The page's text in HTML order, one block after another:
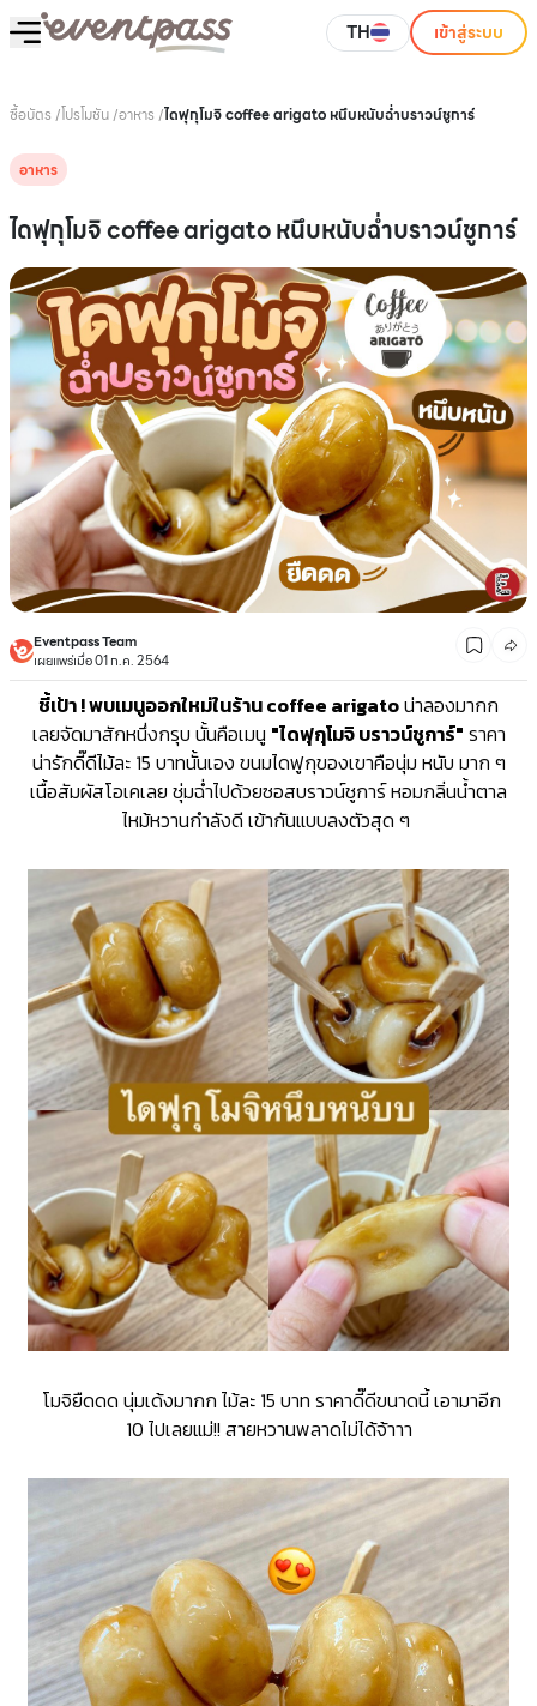
TH เข้าสู่ระบบ
ซื้อบัตร /โปรโมชัน/อาหาร /ไดฟุกุโมจิ coffee arigato หนึบหนับฉ่ำบราวน์ชูการ์
อาหาร
ไดฟุกุโมจิ coffee arigato หนึบหนับฉ่ำบราวน์ชูการ์
Eventpass Team
เผยแพร่เมื่อ 01 ก.ค. 2564
ชี้เป้า ! พบเมนูออกใหม่ในร้านcoffee arigatoน่าลองมากก
เลยจัดมาสักหนึ่งกรุบ นั้นคือเมนู "ไดฟุกุโมจิ บราวน์ชูการ์" ราคา
น่ารักดี๊ดีไม้ละ 15 บาทนั้นเอง ขนมไดฟูกุของเขาคือนุ่ม หนับ มาก ๆ
เนื้อสัมผัสโอเคเลย ชุ่มฉ่ำไปด้วยซอสบราวน์ชูการ์ หอมกลิ่นน้ำตาล
ไหม้หวานกำลังดี เข้ากันแบบลงตัวสุด ๆ
โมจิยืดดด นุ่มเด้งมากก ไม้ละ 15 บาท ราคาดี๊ดีขนาดนี้ เอามาอีก
10 ไปเลยแม่!! สายหวานพลาดไม่ได้จ้าาา